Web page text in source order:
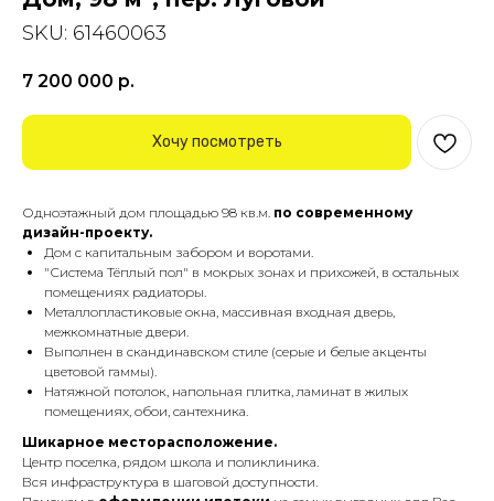
SKU: 61460063
7 200 000 р.
Хочу посмотреть
Одноэтажный дом площадью 98 кв.м. по современному
дизайн-проекту.
Дом с капитальным забором и воротами.
"Система Тёплый пол" в мокрых зонах и прихожей, в остальных
помещениях радиаторы.
Металлопластиковые окна, массивная входная дверь,
межкомнатные двери.
Выполнен в скандинавском стиле (серые и белые акценты
цветовой гаммы).
Натяжной потолок, напольная плитка, ламинат в жилых
помещениях, обои, сантехника.
Шикарное месторасположение.
Центр поселка, рядом школа и поликлиника.
Вся инфраструктура в шаговой доступности.